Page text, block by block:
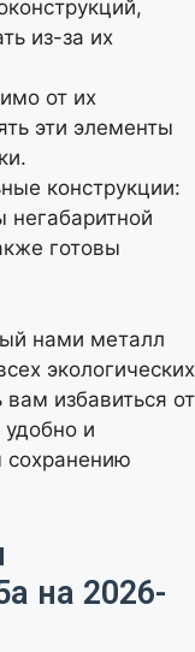
из-за их
от их
эти элементы
конструкции:
негабаритной
готовы
нами металл
экологических
избавиться от
и
сохранению
на 2026-